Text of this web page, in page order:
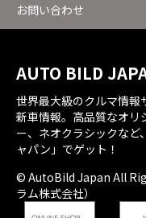
お問い合わせ
AUTO BILD
世界最大級のクルマ情報
新車情報。高品質なオリ
ー、ネオクラシックなど
ャパン」でゲット！
© AutoBild Japan All
ラム株式会社）